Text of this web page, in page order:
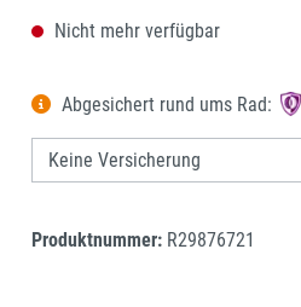
Nicht mehr verfügbar
Abgesichert rund ums Rad:
Produktnummer: R29876721